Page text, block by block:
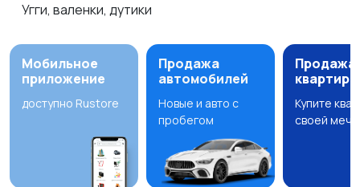
Угги, валенки, дутики
Мобильное
приложение
доступно Rustore
Продажа
автомобилей
Новые и авто с
пробегом
Продажа
квартир
Купите
своей